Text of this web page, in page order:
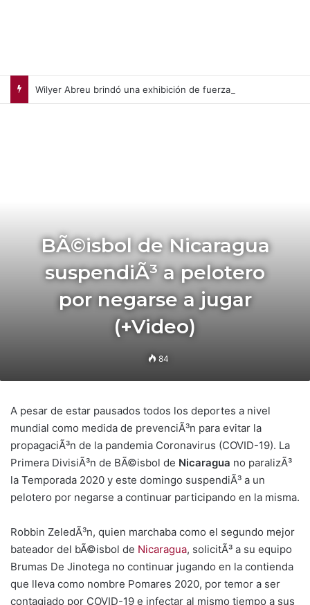
BÃ©isbol de Nicaragua
suspendiÃ³ a pelotero
por negarse a jugar
(+Video)
84
A pesar de estar pausados todos los deportes a nivel
mundial como medida de prevenciÃ³n para evitar la
propagaciÃ³n de la pandemia Coronavirus (COVID-19). La
Primera DivisiÃ³n de BÃ©isbol de Nicaragua no paralizÃ³
la Temporada 2020 y este domingo suspendiÃ³ a un
pelotero por negarse a continuar participando en la misma.
Robbin ZeledÃ³n, quien marchaba como el segundo mejor
bateador del bÃ©isbol de Nicaragua, solicitÃ³ a su equipo
Brumas De Jinotega no continuar jugando en la contienda
que lleva como nombre Pomares 2020, por temor a ser
contagiado por COVID-19 e infectar al mismo tiempo a sus